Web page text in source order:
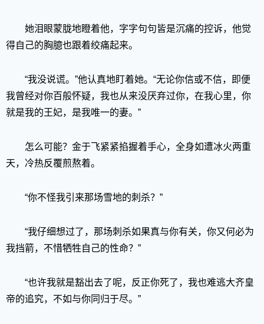
她泪眼蒙胧地瞪着他，字字句句皆是沉痛的控诉，他觉
得自己的胸臆也跟着绞痛起来。
“我没说谎。”他认真地盯着她。“无论你信或不信，即便
我曾经对你百般怀疑，我也从来没厌弃过你，在我心里，你
就是我的王妃，是我唯一的妻。”
怎么可能？金于飞紧紧掐握着手心，全身如遭冰火两重
天，冷热反覆煎熬着。
“你不怪我引来那场雪地的刺杀？”
“我仔细想过了，那场刺杀如果真与你有关，你又何必为
我挡箭，不惜牺牲自己的性命？”
“也许我就是豁出去了呢，反正你死了，我也难逃大齐皇
帝的追究，不如与你同归于尽。”